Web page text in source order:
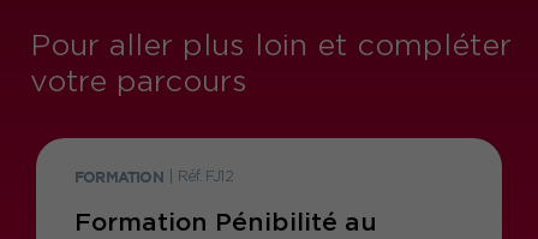
Pour aller plus loin et compléter
votre parcours
FORMATION Réf. FJ12
Formation Pénibilité au